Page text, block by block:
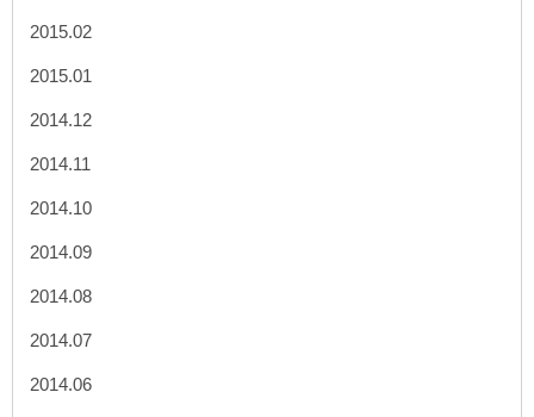
2015.02
2015.01
2014.12
2014.11
2014.10
2014.09
2014.08
2014.07
2014.06